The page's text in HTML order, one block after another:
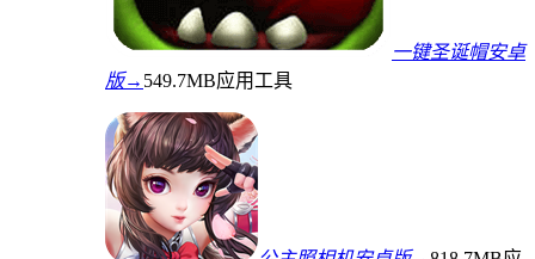
一键圣诞帽安卓
版→ 549.7MB应用工具